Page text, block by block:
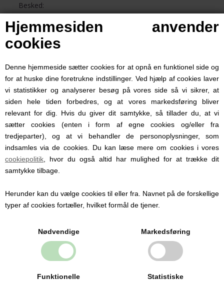
Hjemmesiden anvender
cookies
Denne hjemmeside sætter cookies for at opnå en funktionel side og
for at huske dine foretrukne indstillinger. Ved hjælp af cookies laver
vi statistikker og analyserer besøg på vores side så vi sikrer, at
siden hele tiden forbedres, og at vores markedsføring bliver
relevant for dig. Hvis du giver dit samtykke, så tillader du, at vi
sætter cookies (enten i form af egne cookies og/eller fra
tredjeparter), og at vi behandler de personoplysninger, som
indsamles via de cookies. Du kan læse mere om cookies i vores
cookiepolitik , hvor du også altid har mulighed for at trække dit
samtykke tilbage.
Herunder kan du vælge cookies til eller fra. Navnet på de forskellige
typer af cookies fortæller, hvilket formål de tjener.
Nødvendige Markedsføring
Funktionelle Statistiske
Besked:
Kontakt
Glarmestervej 7
DK-6800 Varde
CVR: 30209648
info@babysutten.dk
29 11 19 07